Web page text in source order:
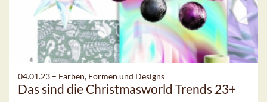
04.01.23 – Farben, Formen und Designs
Das sind die Christmasworld Trends 23+